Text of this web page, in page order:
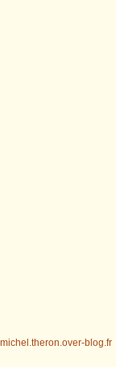
michel.theron.over-blog.fr